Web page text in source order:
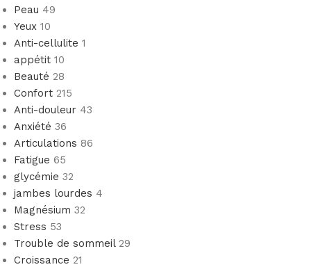
Peau 49
Yeux 10
Anti-cellulite 1
appétit 10
Beauté 28
Confort 215
Anti-douleur 43
Anxiété 36
Articulations 86
Fatigue 65
glycémie 32
jambes lourdes 4
Magnésium 32
Stress 53
Trouble de sommeil 29
Croissance 21